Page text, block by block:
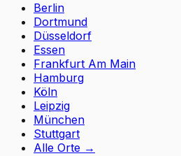
Berlin
Dortmund
Düsseldorf
Essen
Frankfurt Am Main
Hamburg
Köln
Leipzig
München
Stuttgart
Alle Orte →